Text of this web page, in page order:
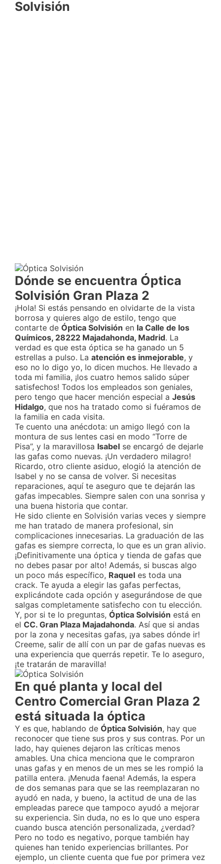
Solvisión
Dónde se encuentra Óptica
Solvisión Gran Plaza 2
¡Hola! Si estás pensando en olvidarte de la vista
borrosa y quieres algo de estilo, tengo que
contarte de Óptica Solvisión en la Calle de los
Químicos, 28222 Majadahonda, Madrid. La
verdad es que esta óptica se ha ganado un 5
estrellas a pulso. La atención es inmejorable, y
eso no lo digo yo, lo dicen muchos. He llevado a
toda mi familia, ¡los cuatro hemos salido súper
satisfechos! Todos los empleados son geniales,
pero tengo que hacer mención especial a Jesús
Hidalgo, que nos ha tratado como si fuéramos de
la familia en cada visita.
Te cuento una anécdota: un amigo llegó con la
montura de sus lentes casi en modo “Torre de
Pisa”, y la maravillosa Isabel se encargó de dejarle
las gafas como nuevas. ¡Un verdadero milagro!
Ricardo, otro cliente asiduo, elogió la atención de
Isabel y no se cansa de volver. Si necesitas
reparaciones, aquí te aseguro que te dejarán las
gafas impecables. Siempre salen con una sonrisa y
una buena historia que contar.
He sido cliente en Solvisión varias veces y siempre
me han tratado de manera profesional, sin
complicaciones innecesarias. La graduación de las
gafas es siempre correcta, lo que es un gran alivio.
¡Definitivamente una óptica y tienda de gafas que
no debes pasar por alto! Además, si buscas algo
un poco más específico, Raquel es toda una
crack. Te ayuda a elegir las gafas perfectas,
explicándote cada opción y asegurándose de que
salgas completamente satisfecho con tu elección.
Y, por si te lo preguntas, Óptica Solvisión está en
el CC. Gran Plaza Majadahonda. Así que si andas
por la zona y necesitas gafas, ¡ya sabes dónde ir!
Creeme, salir de allí con un par de gafas nuevas es
una experiencia que querrás repetir. Te lo aseguro,
¡te tratarán de maravilla!
En qué planta y local del
Centro Comercial Gran Plaza 2
está situada la óptica
Y es que, hablando de Óptica Solvisión, hay que
reconocer que tiene sus pros y sus contras. Por un
lado, hay quienes dejaron las críticas menos
amables. Una chica menciona que le compraron
unas gafas y en menos de un mes se les rompió la
patilla entera. ¡Menuda faena! Además, la espera
de dos semanas para que se las reemplazaran no
ayudó en nada, y bueno, la actitud de una de las
empleadas parece que tampoco ayudó a mejorar
su experiencia. Sin duda, no es lo que uno espera
cuando busca atención personalizada, ¿verdad?
Pero no todo es negativo, porque también hay
quienes han tenido experiencias brillantes. Por
ejemplo, un cliente cuenta que fue por primera vez